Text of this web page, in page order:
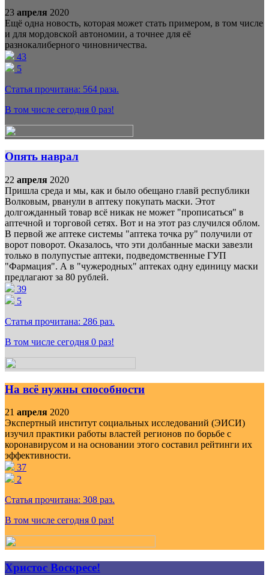
23 апреля 2020
Ещё одна новость, которая может стать примером, в том числе
и для мордовской автономии, а точнее для её
разнокалиберного чиновничества.
43
5
Статья прочитана: 564 раза.
В том числе сегодня 0 раз!
Опять наврал
22 апреля 2020
Пришла среда и мы, как и было обещано главй республики
Волковым, рванули в аптеку покупать маски. Этот
долгожданный товар всё никак не может "прописаться" в
аптечной и торговой сетях. Вот и на этот раз случился облом.
В первой же аптеке системы "аптека точка ру" получили от
ворот поворот. Оказалось, что эти долбанные маски завезли
только в полупустые аптеки, подведомственные ГУП
"Фармация". А в "чужеродных" аптеках одну единицу маски
предлагают за 80 рублей.
39
5
Статья прочитана: 286 раз.
В том числе сегодня 0 раз!
На всё нужны способности
21 апреля 2020
Экспертный институт социальных исследований (ЭИСИ)
изучил практики работы властей регионов по борьбе с
коронавирусом и на основании этого составил рейтинги их
эффективности.
37
2
Статья прочитана: 308 раз.
В том числе сегодня 0 раз!
Христос Воскресе!